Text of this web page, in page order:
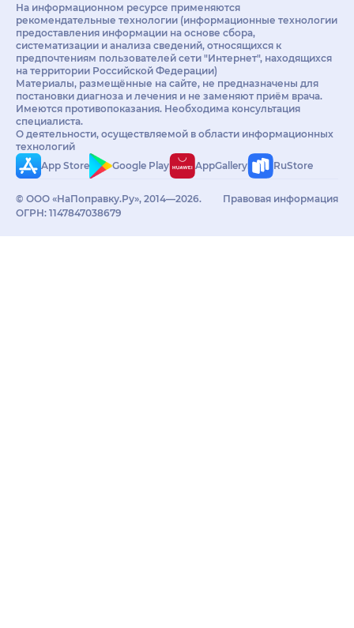
На информационном ресурсе применяются
рекомендательные технологии (информационные технологии
предоставления информации на основе сбора,
систематизации и анализа сведений, относящихся к
предпочтениям пользователей сети "Интернет", находящихся
на территории Российской Федерации)
Материалы, размещённые на сайте, не предназначены для
постановки диагноза и лечения и не заменяют приём врача.
Имеются противопоказания. Необходима консультация
специалиста.
О деятельности, осуществляемой в области информационных
технологий
App Store
Google Play AppGallery RuStore
© ООО «НаПоправку.Ру», 2014—2026.
ОГРН: 1147847038679
Правовая информация